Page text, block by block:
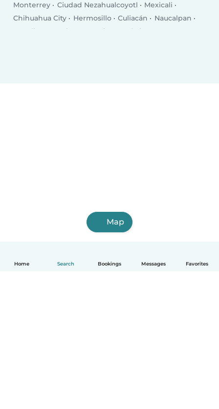
Home Search Bookings Messages Favorites
Monterrey
Ciudad Nezahualcoyotl
Mexicali
Chihuahua City
Hermosillo Culiacán
Naucalpan
Morelia
Torreón
San Luis Potosí City
Map